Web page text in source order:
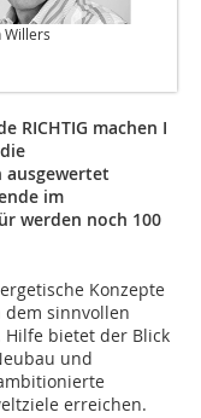
Willers
RICHTIG machen I
ausgewertet
im
werden noch 100
Konzepte
sinnvollen
Hilfe bietet der Blick
und
erreichen.